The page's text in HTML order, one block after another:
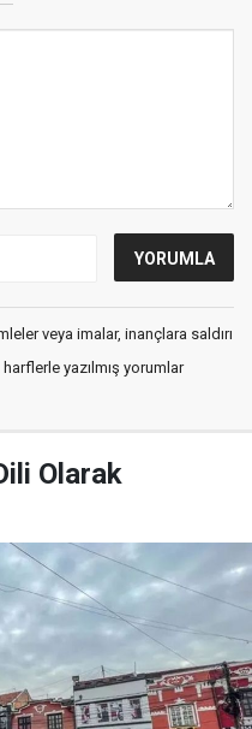
veya imalar, inançlara saldırı
yazılmış yorumlar
Olarak